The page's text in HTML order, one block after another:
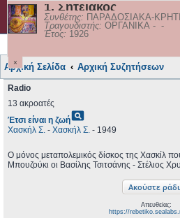
Αρχική Σελίδα Αρχική Συζητήσεων
Radio
13 ακροατές
Έτσι είναι η ζωήpageview
Χασκήλ Σ. - Χασκήλ Σ. - 1949
Ο μόνος μεταπολεμικός δίσκος της Χασκίλ
Μπουζούκι οι Βασίλης Τσιτσάνης - Στέλιος
Απευθείας:
https://
×
1. Σητειακός
Συνθέτης: ΠΑΡΑΔΟΣΙΑΚΑ-
Τραγουδιστής: ΟΡΓΑΝΙΚΑ - -
Έτος: 1926